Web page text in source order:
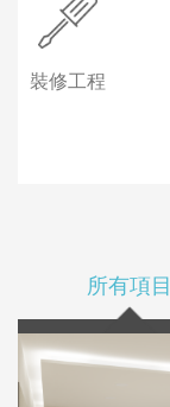
裝修工程
所有項目